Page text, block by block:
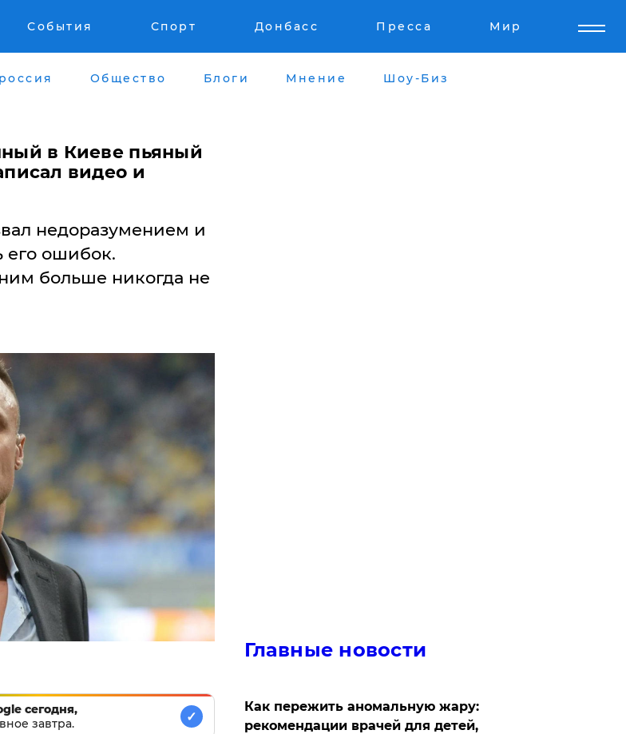
События Спорт Донбасс Пресса Мир
россия Общество Блоги Мнение Шоу-Биз
в Киеве пьяный
видео и
недоразумением и
его ошибок.
больше никогда не
сегодня,
завтра.
✓
Главные новости
Как пережить аномальную жару:
рекомендации врачей для детей,